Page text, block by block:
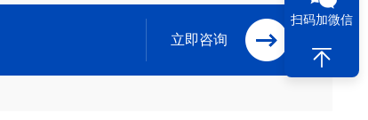
立即咨询
扫码加微信